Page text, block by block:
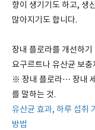
향이 생기기도 하고, 생
많아지기도 합니다.
장내 플로라를 개선하
요구르트나 유산균 보
※ 장내 플로라… 장내
를 말하는 것.
유산균 효과, 하루 섭취
방법